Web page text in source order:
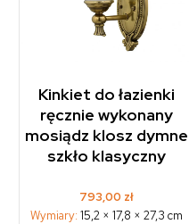
Kinkiet do łazienki
ręcznie wykonany
mosiądz klosz dymne
szkło klasyczny
793,00 zł
Wymiary: 15,2 × 17,8 × 27,3 cm